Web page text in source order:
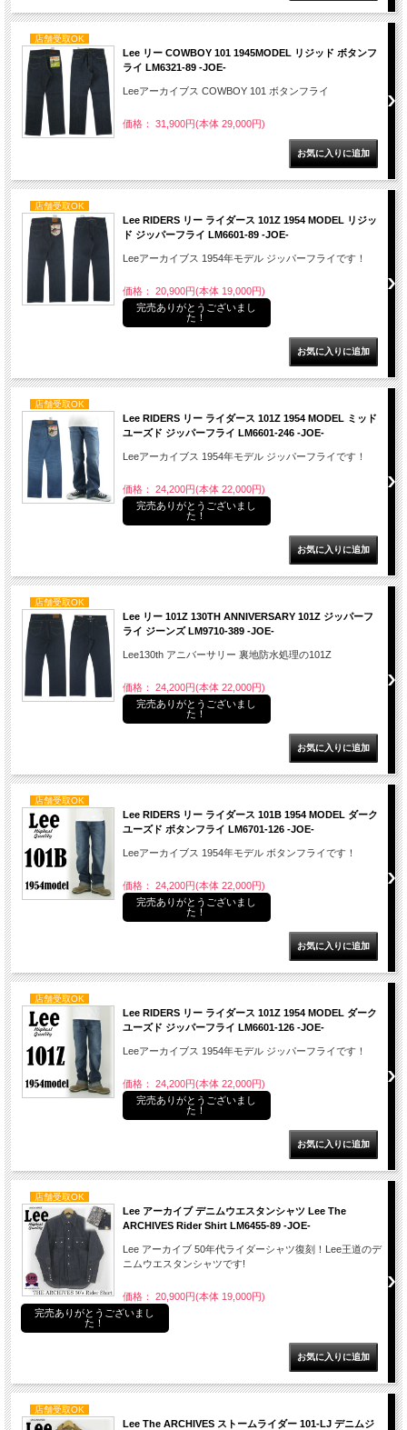
店舗受取OK
Lee リー COWBOY 101 1945MODEL リジッド ボタンフ
ライ LM6321-89 -JOE-
Leeアーカイブス COWBOY 101 ボタンフライ
価格： 31,900円(本体 29,000円)
店舗受取OK
Lee RIDERS リー ライダース 101Z 1954 MODEL リジッ
ド ジッパーフライ LM6601-89 -JOE-
Leeアーカイブス 1954年モデル ジッパーフライです！
価格： 20,900円(本体 19,000円)
完売ありがとうございまし
た！
店舗受取OK
Lee RIDERS リー ライダース 101Z 1954 MODEL ミッド
ユーズド ジッパーフライ LM6601-246 -JOE-
Leeアーカイブス 1954年モデル ジッパーフライです！
価格： 24,200円(本体 22,000円)
完売ありがとうございまし
た！
店舗受取OK
Lee リー 101Z 130TH ANNIVERSARY 101Z ジッパーフ
ライ ジーンズ LM9710-389 -JOE-
Lee130th アニバーサリー 裏地防水処理の101Z
価格： 24,200円(本体 22,000円)
完売ありがとうございまし
た！
店舗受取OK
Lee RIDERS リー ライダース 101B 1954 MODEL ダーク
ユーズド ボタンフライ LM6701-126 -JOE-
Leeアーカイブス 1954年モデル ボタンフライです！
価格： 24,200円(本体 22,000円)
完売ありがとうございまし
た！
店舗受取OK
Lee RIDERS リー ライダース 101Z 1954 MODEL ダーク
ユーズド ジッパーフライ LM6601-126 -JOE-
Leeアーカイブス 1954年モデル ジッパーフライです！
価格： 24,200円(本体 22,000円)
完売ありがとうございまし
た！
店舗受取OK
Lee アーカイブ デニムウエスタンシャツ Lee The
ARCHIVES Rider Shirt LM6455-89 -JOE-
Lee アーカイブ 50年代ライダーシャツ復刻！Lee王道のデ
ニムウエスタンシャツです!
価格： 20,900円(本体 19,000円)
完売ありがとうございまし
た！
店舗受取OK
Lee The ARCHIVES ストームライダー 101-LJ デニムジ